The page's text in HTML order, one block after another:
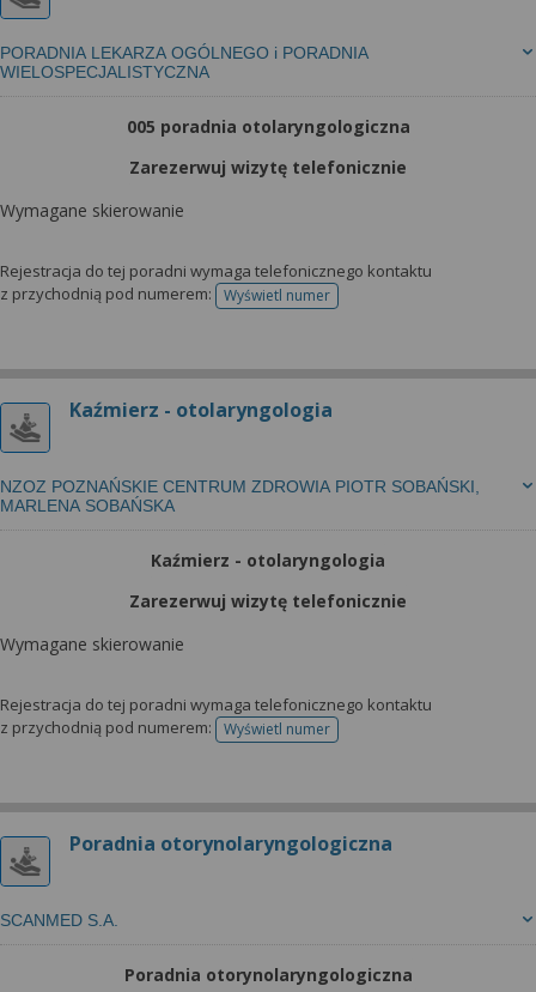
PORADNIA LEKARZA OGÓLNEGO i PORADNIA
WIELOSPECJALISTYCZNA
005 poradnia otolaryngologiczna
Zarezerwuj wizytę telefonicznie
Wymagane skierowanie
Rejestracja do tej poradni wymaga telefonicznego kontaktu
z przychodnią pod numerem:
Wyświetl numertelefonu do rejestracji
Kaźmierz - otolaryngologia
NZOZ POZNAŃSKIE CENTRUM ZDROWIA PIOTR SOBAŃSKI,
MARLENA SOBAŃSKA
Kaźmierz - otolaryngologia
Zarezerwuj wizytę telefonicznie
Wymagane skierowanie
Rejestracja do tej poradni wymaga telefonicznego kontaktu
z przychodnią pod numerem:
Wyświetl numertelefonu do rejestracji
Poradnia otorynolaryngologiczna
SCANMED S.A.
Poradnia otorynolaryngologiczna